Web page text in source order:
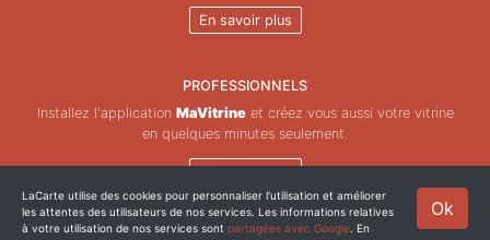
En savoir plus
PROFESSIONNELS
Installez l'application MaVitrineet créez vous aussi votre vitrine
en quelques minutes seulement.
En savoir plus
Copyright © ZeMAP 2026 - Tous droits réservés. Ok
LaCarte utilise des cookies pour personnaliser l'utilisation et améliorer
les attentes des utilisateurs de nos services. Les informations relatives
à votre utilisation de nos services sont partagées avec Google . En